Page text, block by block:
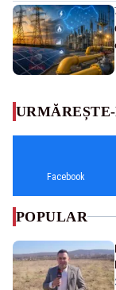
Facebook
POPULAR